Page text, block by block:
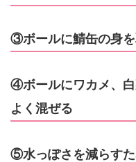
③ボールに鯖缶の身を
④ボールにワカメ、
よく混ぜる
⑤水っぽさを減らすた